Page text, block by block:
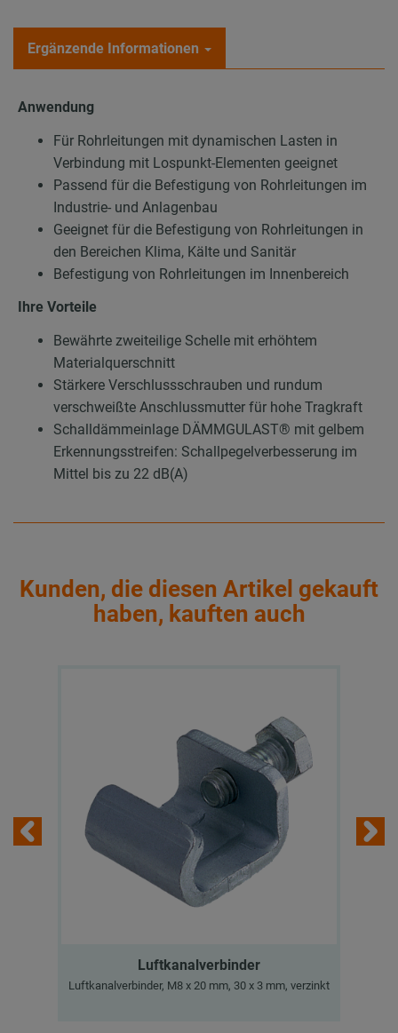
Ergänzende Informationen
Anwendung
Für Rohrleitungen mit dynamischen Lasten in
Verbindung mit Lospunkt-Elementen geeignet
Passend für die Befestigung von Rohrleitungen im
Industrie- und Anlagenbau
Geeignet für die Befestigung von Rohrleitungen in
den Bereichen Klima, Kälte und Sanitär
Befestigung von Rohrleitungen im Innenbereich
Ihre Vorteile
Bewährte zweiteilige Schelle mit erhöhtem
Materialquerschnitt
Stärkere Verschlussschrauben und rundum
verschweißte Anschlussmutter für hohe Tragkraft
Schalldämmeinlage DÄMMGULAST® mit gelbem
Erkennungsstreifen: Schallpegelverbesserung im
Mittel bis zu 22 dB(A)
Kunden, die diesen Artikel gekauft
haben, kauften auch
Luftkanalverbinder
Luftkanalverbinder, M8 x 20 mm, 30 x 3 mm, verzinkt